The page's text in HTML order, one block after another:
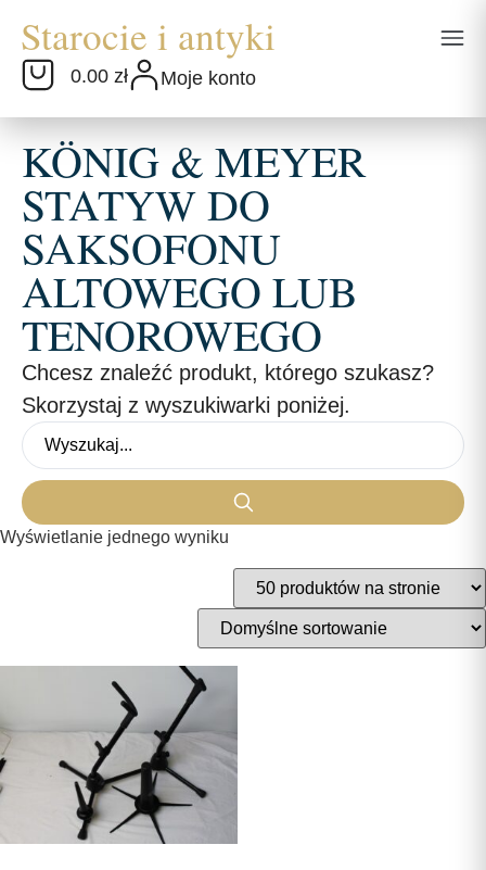
0.00 zł Moje konto
KÖNIG & MEYER
STATYW DO
SAKSOFONU
ALTOWEGO LUB
TENOROWEGO
Chcesz znaleźć produkt, którego szukasz?
Skorzystaj z wyszukiwarki poniżej.
Wyświetlanie jednego wyniku